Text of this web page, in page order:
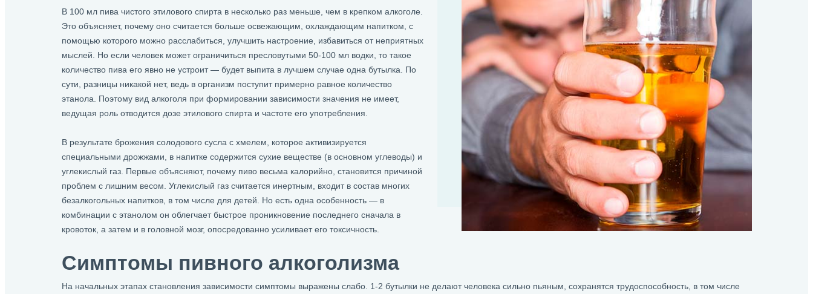
В 100 мл пива чистого этилового спирта в несколько раз меньше, чем в крепком алкоголе.
Это объясняет, почему оно считается больше освежающим, охлаждающим напитком, с
помощью которого можно расслабиться, улучшить настроение, избавиться от неприятных
мыслей. Но если человек может ограничиться пресловутыми 50-100 мл водки, то такое
количество пива его явно не устроит — будет выпита в лучшем случае одна бутылка. По
сути, разницы никакой нет, ведь в организм поступит примерно равное количество
этанола. Поэтому вид алкоголя при формировании зависимости значения не имеет,
ведущая роль отводится дозе этилового спирта и частоте его употребления.
В результате брожения солодового сусла с хмелем, которое активизируется
специальными дрожжами, в напитке содержится сухие веществе (в основном углеводы) и
углекислый газ. Первые объясняют, почему пиво весьма калорийно, становится причиной
проблем с лишним весом. Углекислый газ считается инертным, входит в состав многих
безалкогольных напитков, в том числе для детей. Но есть одна особенность — в
комбинации с этанолом он облегчает быстрое проникновение последнего сначала в
кровоток, а затем и в головной мозг, опосредованно усиливает его токсичность.
Симптомы пивного алкоголизма
На начальных этапах становления зависимости симптомы выражены слабо. 1-2 бутылки не делают человека сильно пьяным, сохранятся трудоспособность, в том числе